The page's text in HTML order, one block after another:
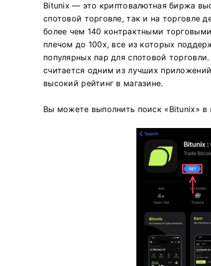
Bitunix — это криптовалютная биржа
спотовой торговле, так и на торговле
более чем 140 контрактными
плечом до 100x, все из которых
популярных пар для спотовой торговли.
считается одним из лучших
высокий рейтинг в магазине.
Вы можете выполнить поиск «Bitunix»